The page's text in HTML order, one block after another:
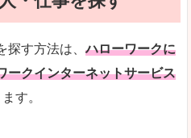
探す方法は、ハローワークに
ークインターネットサービス
す。